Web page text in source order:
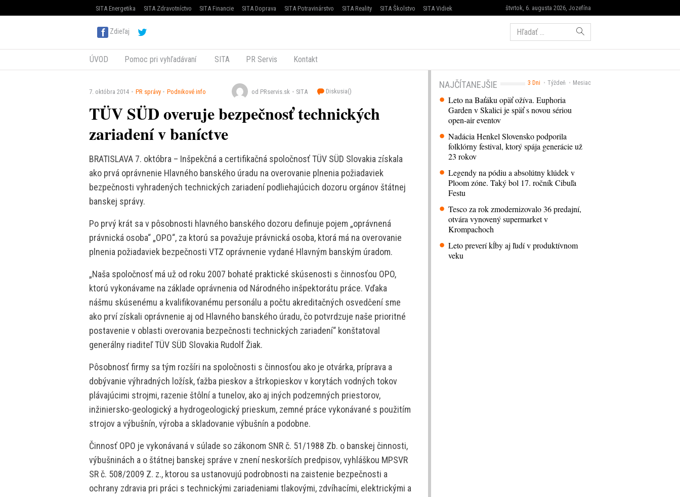
štvrtok, 6. augusta 2026, Jozefína
SITA Energetika SITA Zdravotníctvo SITA Financie SITA Doprava SITA Potravinárstvo SITA Reality SITA Školstvo SITA Vidiek
Zdieľaj Hľadať:
ÚVOD Pomoc pri vyhľadávaní SITA PR Servis Kontakt
7. októbra 2014 PR správy Podnikové info od PRservis.sk SITA Diskusia()
TÜV SÜD overuje bezpečnosť technických
zariadení v baníctve
BRATISLAVA 7. októbra – Inšpekčná a certifikačná spoločnosť TÜV SÜD Slovakia získala
ako prvá oprávnenie Hlavného banského úradu na overovanie plnenia požiadaviek
bezpečnosti vyhradených technických zariadení podliehajúcich dozoru orgánov štátnej
banskej správy.
Po prvý krát sa v pôsobnosti hlavného banského dozoru definuje pojem „oprávnená
právnická osoba“ „OPO“, za ktorú sa považuje právnická osoba, ktorá má na overovanie
plnenia požiadaviek bezpečnosti VTZ oprávnenie vydané Hlavným banským úradom.
„Naša spoločnosť má už od roku 2007 bohaté praktické skúsenosti s činnosťou OPO,
ktorú vykonávame na základe oprávnenia od Národného inšpektorátu práce. Vďaka
nášmu skúsenému a kvalifikovanému personálu a počtu akreditačných osvedčení sme
ako prví získali oprávnenie aj od Hlavného banského úradu, čo potvrdzuje naše prioritné
postavenie v oblasti overovania bezpečnosti technických zariadení“ konštatoval
generálny riaditeľ TÜV SÜD Slovakia Rudolf Žiak.
Pôsobnosť firmy sa tým rozšíri na spoločnosti s činnosťou ako je otvárka, príprava a
dobývanie výhradných ložísk, ťažba pieskov a štrkopieskov v korytách vodných tokov
plávajúcimi strojmi, razenie štôlní a tunelov, ako aj iných podzemných priestorov,
inžiniersko-geologický a hydrogeologický prieskum, zemné práce vykonávané s použitím
strojov a výbušnín, výroba a skladovanie výbušnín a podobne.
Činnosť OPO je vykonávaná v súlade so zákonom SNR č. 51/1988 Zb. o banskej činnosti,
výbušninách a o štátnej banskej správe v znení neskorších predpisov, vyhláškou MPSVR
SR č. 508/2009 Z. z., ktorou sa ustanovujú podrobnosti na zaistenie bezpečnosti a
ochrany zdravia pri práci s technickými zariadeniami tlakovými, zdvíhacími, elektrickými a
3 Dni Týždeň Mesiac
NAJČÍTANEJŠIE
Leto na Baťáku opäť ožíva. Euphoria
Garden v Skalici je späť s novou sériou
open-air eventov
Nadácia Henkel Slovensko podporila
folklórny festival, ktorý spája generácie už
23 rokov
Legendy na pódiu a absolútny klúdek v
Ploom zóne. Taký bol 17. ročník Cibuľa
Festu
Tesco za rok zmodernizovalo 36 predajní,
otvára vynovený supermarket v
Krompachoch
Leto preverí kĺby aj ľudí v produktívnom
veku